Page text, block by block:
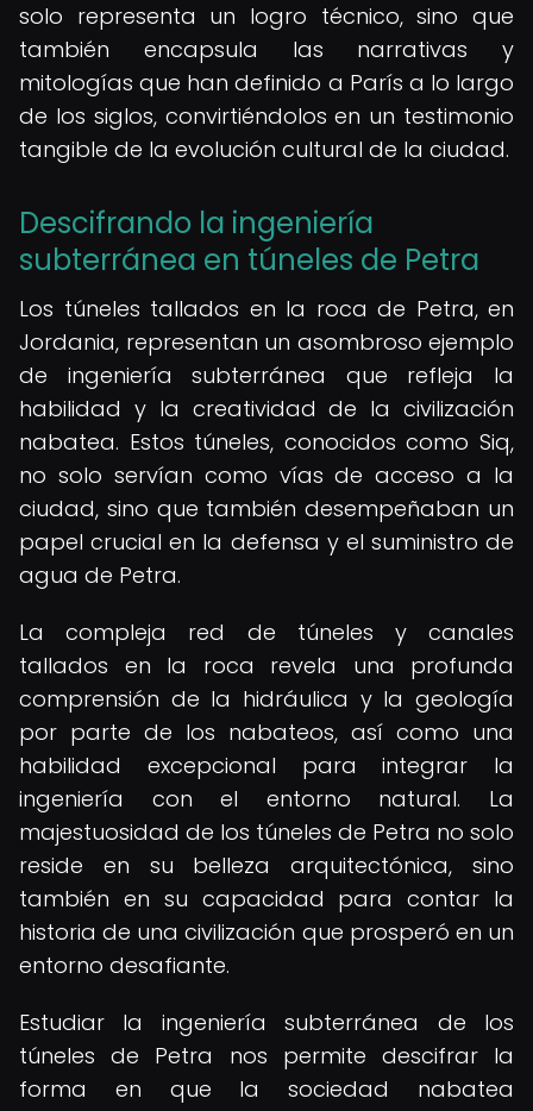
solo representa un logro técnico, sino que
también encapsula las narrativas y
mitologías que han definido a París a lo largo
de los siglos, convirtiéndolos en un testimonio
tangible de la evolución cultural de la ciudad.
Descifrando la ingeniería
subterránea en túneles de Petra
Los túneles tallados en la roca de Petra, en
Jordania, representan un asombroso ejemplo
de ingeniería subterránea que refleja la
habilidad y la creatividad de la civilización
nabatea. Estos túneles, conocidos como Siq,
no solo servían como vías de acceso a la
ciudad, sino que también desempeñaban un
papel crucial en la defensa y el suministro de
agua de Petra.
La compleja red de túneles y canales
tallados en la roca revela una profunda
comprensión de la hidráulica y la geología
por parte de los nabateos, así como una
habilidad excepcional para integrar la
ingeniería con el entorno natural. La
majestuosidad de los túneles de Petra no solo
reside en su belleza arquitectónica, sino
también en su capacidad para contar la
historia de una civilización que prosperó en un
entorno desafiante.
Estudiar la ingeniería subterránea de los
túneles de Petra nos permite descifrar la
forma en que la sociedad nabatea